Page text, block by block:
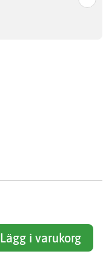
Lägg i varukorg